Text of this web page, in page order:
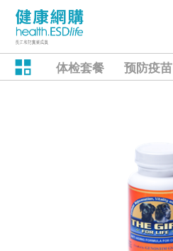
体检套餐 预防疫苗